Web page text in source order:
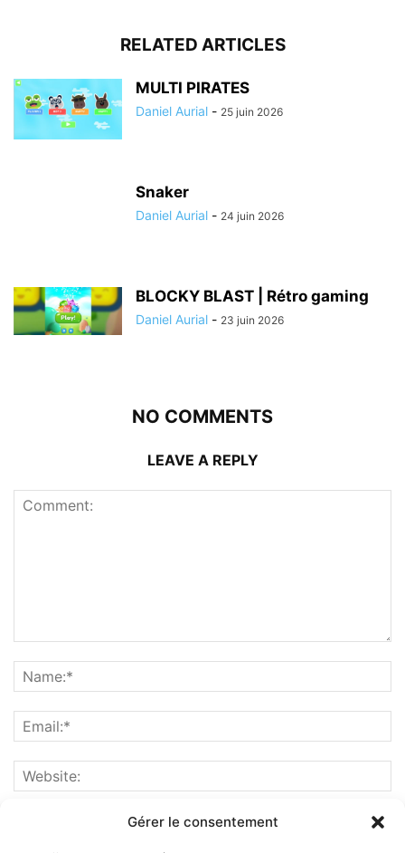
Gérer le consentement
RELATED ARTICLES
MULTI PIRATES
Daniel Aurial - 25 juin 2026
Snaker
Daniel Aurial - 24 juin 2026
BLOCKY BLAST | Rétro gaming
Daniel Aurial - 23 juin 2026
NO COMMENTS
LEAVE A REPLY